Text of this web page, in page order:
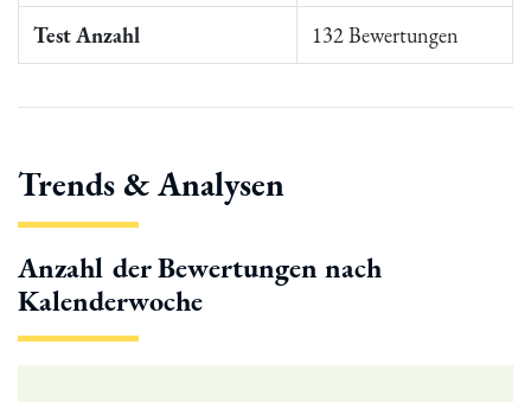
Test Anzahl 132 Bewertungen
Trends & Analysen
Anzahl der Bewertungen nach
Kalenderwoche